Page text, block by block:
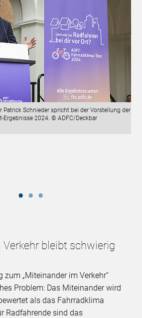
Patrick Schnieder spricht bei der Vorstellung der
Ergebnisse 2024. © ADFC/Deckbar
bleibt schwierig
zum „Miteinander im Verkehr“
Problem: Das Miteinander wird
als das Fahrradklima
Radfahrende sind das